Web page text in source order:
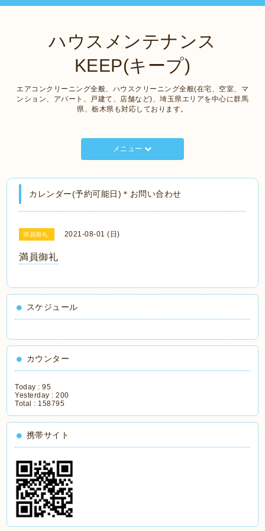
ハウスメンテナンス
KEEP(キープ)
エアコンクリーニング全般、ハウスクリーニング全般(在宅、空室、マ
ンション、アパート、戸建て、店舗など)、埼玉県エリアを中心に群馬
県、栃木県も対応しております。
メニュー
カレンダー(予約可能日)＊お問い合わせ
満員御礼 2021-08-01 (日)
満員御礼
スケジュール
カウンター
Today :95
Yesterday :200
Total : 158795
携帯サイト